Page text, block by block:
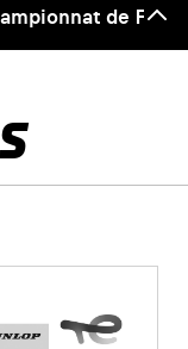
de
Haut
page